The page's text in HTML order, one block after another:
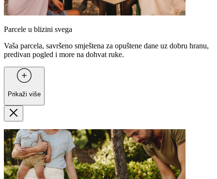
Parcele u blizini svega
Vaša parcela, savršeno smještena za opuštene dane uz dobru hranu,
predivan pogled i more na dohvat ruke.
Prikaži više